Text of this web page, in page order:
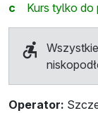
c
Kurs tylko do
Operator: